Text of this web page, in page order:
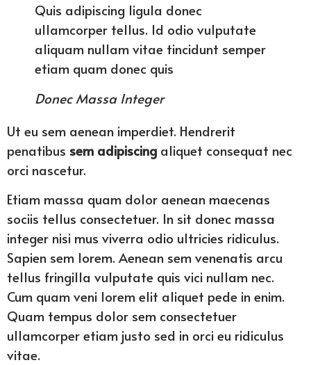
Quis adipiscing ligula donec
ullamcorper tellus. Id odio vulputate
aliquam nullam vitae tincidunt semper
etiam quam donec quis
Donec Massa Integer
Ut eu sem aenean imperdiet. Hendrerit
penatibus sem adipiscing aliquet consequat nec
orci nascetur.
Etiam massa quam dolor aenean maecenas
sociis tellus consectetuer. In sit donec massa
integer nisi mus viverra odio ultricies ridiculus.
Sapien sem lorem. Aenean sem venenatis arcu
tellus fringilla vulputate quis vici nullam nec.
Cum quam veni lorem elit aliquet pede in enim.
Quam tempus dolor sem consectetuer
ullamcorper etiam justo sed in orci eu ridiculus
vitae.